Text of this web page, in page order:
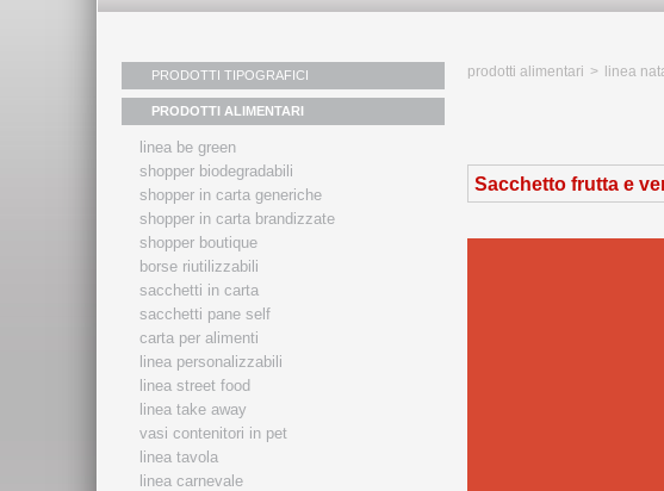
PRODOTTI TIPOGRAFICI
PRODOTTI ALIMENTARI
linea be green
shopper biodegradabili
shopper in carta generiche
shopper in carta brandizzate
shopper boutique
borse riutilizzabili
sacchetti in carta
sacchetti pane self
carta per alimenti
linea personalizzabili
linea street food
linea take away
vasi contenitori in pet
linea tavola
linea carnevale
prodotti alimentari > linea
Sacchetto frutta e